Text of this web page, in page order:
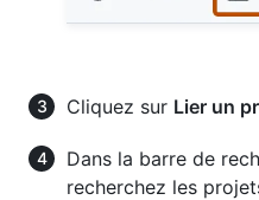
Cliquez sur Lier un
Dans la barre de
recherchez les